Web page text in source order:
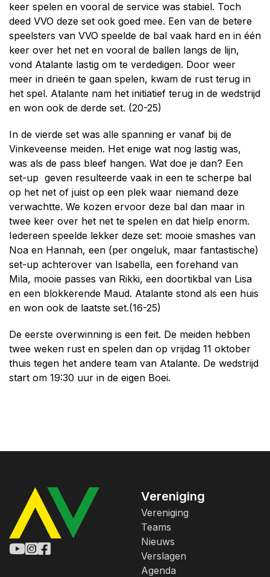
keer spelen en vooral de service was stabiel. Toch
deed VVO deze set ook goed mee. Een van de betere
speelsters van VVO speelde de bal vaak hard en in één
keer over het net en vooral de ballen langs de lijn,
vond Atalante lastig om te verdedigen. Door weer
meer in drieën te gaan spelen, kwam de rust terug in
het spel. Atalante nam het initiatief terug in de wedstrijd
en won ook de derde set. (20-25)
In de vierde set was alle spanning er vanaf bij de
Vinkeveense meiden. Het enige wat nog lastig was,
was als de pass bleef hangen. Wat doe je dan? Een
set-up geven resulteerde vaak in een te scherpe bal
op het net of juist op een plek waar niemand deze
verwachtte. We kozen ervoor deze bal dan maar in
twee keer over het net te spelen en dat hielp enorm.
Iedereen speelde lekker deze set: mooie smashes van
Noa en Hannah, een (per ongeluk, maar fantastische)
set-up achterover van Isabella, een forehand van
Mila, mooie passes van Rikki, een doortikbal van Lisa
en een blokkerende Maud. Atalante stond als een huis
en won ook de laatste set.(16-25)
De eerste overwinning is een feit. De meiden hebben
twee weken rust en spelen dan op vrijdag 11 oktober
thuis tegen het andere team van Atalante. De wedstrijd
start om 19:30 uur in de eigen Boei.
Vereniging
Vereniging
Teams
Nieuws
Verslagen
Agenda